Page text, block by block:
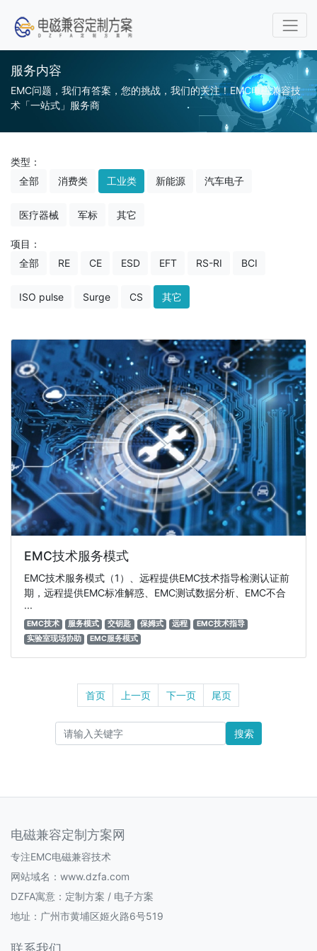
服务内容
EMC问题，我们有答案，您的挑战，我们的关注！EMC电磁兼容技
术「一站式」服务商
类型：
全部
消费类 工业类 新能源 汽车电子
医疗器械 军标 其它
项目：
全部
RE CE ESD EFT RS-RI BCI
ISO pulse Surge CS 其它
EMC技术服务模式
EMC技术服务模式（1）、远程提供EMC技术指导检测认证前
期，远程提供EMC标准解惑、EMC测试数据分析、EMC不合
···
EMC技术 服务模式 交钥匙 保姆式 远程
EMC技术指导
实验室现场协助
EMC服务模式
首页 上一页 下一页 尾页
搜索
电磁兼容定制方案网
专注EMC电磁兼容技术
网站域名：www.dzfa.com
DZFA寓意：定制方案 / 电子方案
地址：广州市黄埔区姬火路6号519